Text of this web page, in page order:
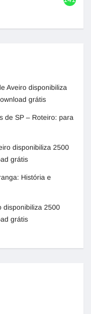
Aveiro disponibiliza
grátis
de SP – Roteiro: para
disponibiliza 2500
grátis
História e
disponibiliza 2500
grátis